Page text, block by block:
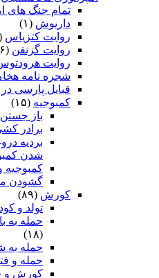
تمام جنگ های
داریوش (۱)
روایت کتزیاس
روایت گزنفن (۶)
روایت
شجره نامه
قبایل پارسی
کمبوجیه (۱۵)
باز جستن
برادر
بردیه
شدن
کمبوجیه
گشودن
کورش (۸۹)
تولد و
حمله به
(۱۸)
حمله
حمله و
کورش و